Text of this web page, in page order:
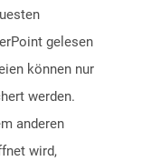
gelesen
können nur
werden.
anderen
wird,